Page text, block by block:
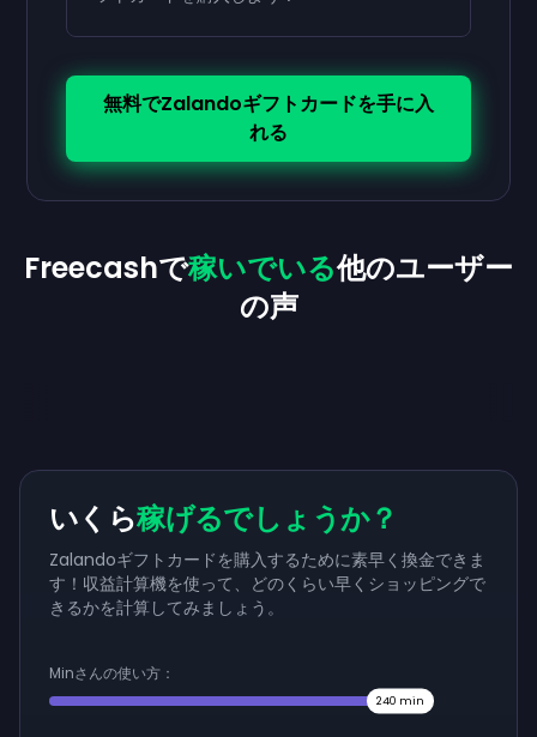
無料でZalandoギフトカードを手に入
れる
Freecashで稼いでいる他のユーザー
の声
いくら稼げるでしょうか？
Zalandoギフトカードを購入するために素早く換金できま
す！収益計算機を使って、どのくらい早くショッピングで
きるかを計算してみましょう。
Minさんの使い方：
240 min